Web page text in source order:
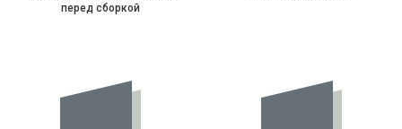
перед сборкой